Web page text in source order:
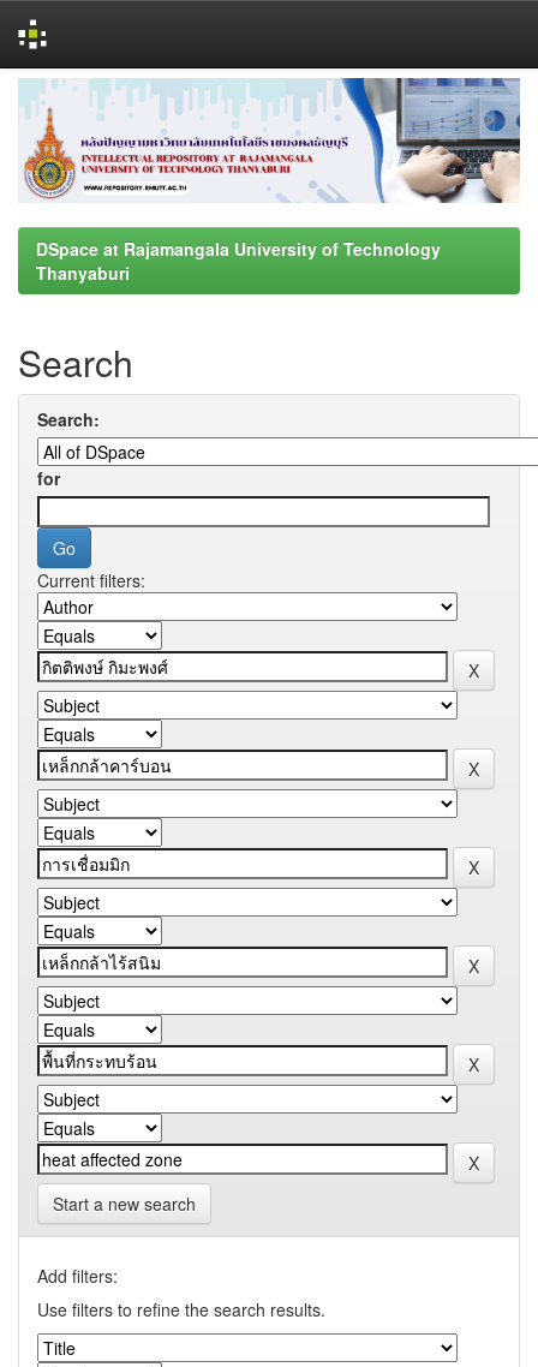
navigation
DSpace at Rajamangala University of Technology
Thanyaburi
Search
Search:
for
Current filters:
Start a new search
Add filters:
Use filters to refine the search results.